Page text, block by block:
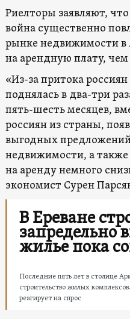
Риелторы заявляют,
война существенно
рынке недвижимости
на арендную плату,
«Из-за притока
поднялась в два-три
пять-шесть месяцев,
россиян из страны,
выгодных
недвижимости, а
на аренду немного
экономист Сурен
В Ереване
запредельно
жилье пока
Последние пять лет в столице
строительство жилых
реагирует на спрос